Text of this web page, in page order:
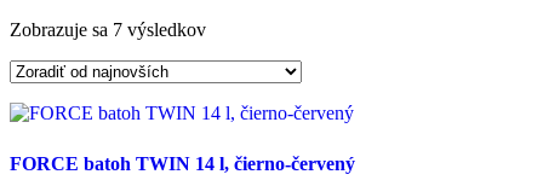
Zobrazuje sa 7 výsledkov
najnovších
FORCE batoh TWIN 14 l, čierno-červený